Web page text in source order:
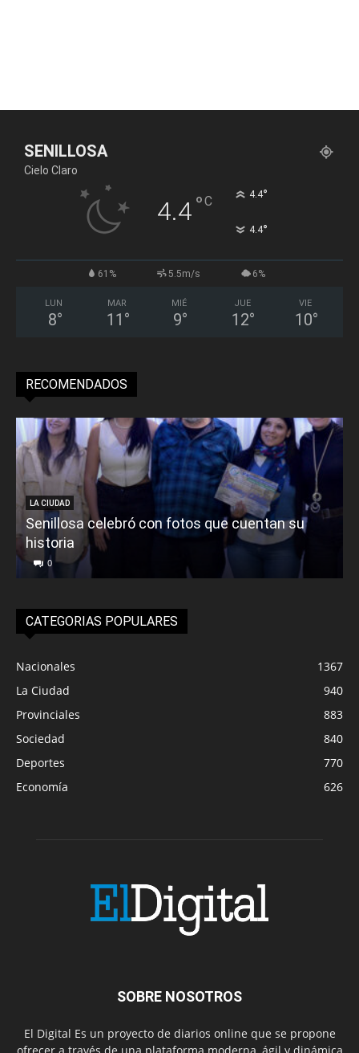
SENILLOSA
Cielo Claro
4.4°C 4.4°
4.4°
61% 5.5m/s 6%
LUN
8°
MAR
11 °
MIÉ
9°
JUE
12°
VIE
10°
RECOMENDADOS
LA CIUDAD
Senillosa celebró con fotos que cuentan su
historia
0
CATEGORIAS POPULARES
Nacionales
1367
La Ciudad
940
Provinciales
883
Sociedad
840
Deportes
770
Economía
626
SOBRE NOSOTROS
El Digital Es un proyecto de diarios online que se propone